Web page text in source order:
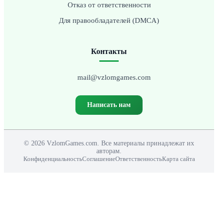
Отказ от ответственности
Для правообладателей (DMCA)
Контакты
mail@vzlomgames.com
Написать нам
© 2026 VzlomGames.com. Все материалы принадлежат их
авторам.
КонфиденциальностьСоглашениеОтветственностьКарта сайта